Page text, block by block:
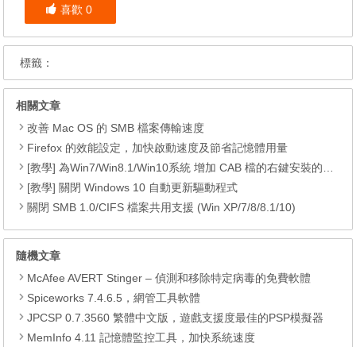
喜歡 0
標籤：
相關文章
改善 Mac OS 的 SMB 檔案傳輸速度
Firefox 的效能設定，加快啟動速度及節省記憶體用量
[教學] 為Win7/Win8.1/Win10系統 增加 CAB 檔的右鍵安裝的功能
[教學] 關閉 Windows 10 自動更新驅動程式
關閉 SMB 1.0/CIFS 檔案共用支援 (Win XP/7/8/8.1/10)
隨機文章
McAfee AVERT Stinger – 偵測和移除特定病毒的免費軟體
Spiceworks 7.4.6.5，網管工具軟體
JPCSP 0.7.3560 繁體中文版，遊戲支援度最佳的PSP模擬器
MemInfo 4.11 記憶體監控工具，加快系統速度